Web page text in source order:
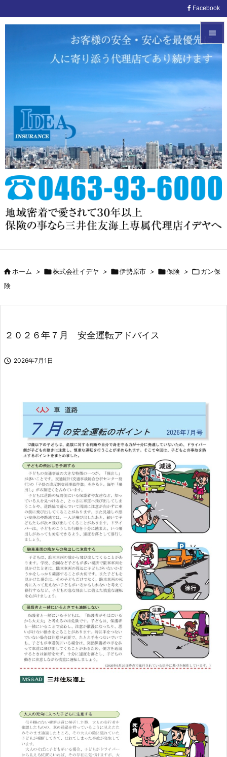


メニュ




検索
Facebook
ホーム > 株式会社イデヤ > 伊勢原市 > 保険 > ガン保
険
２０２６年７月 安全運転アドバイス
 2026年7月1日